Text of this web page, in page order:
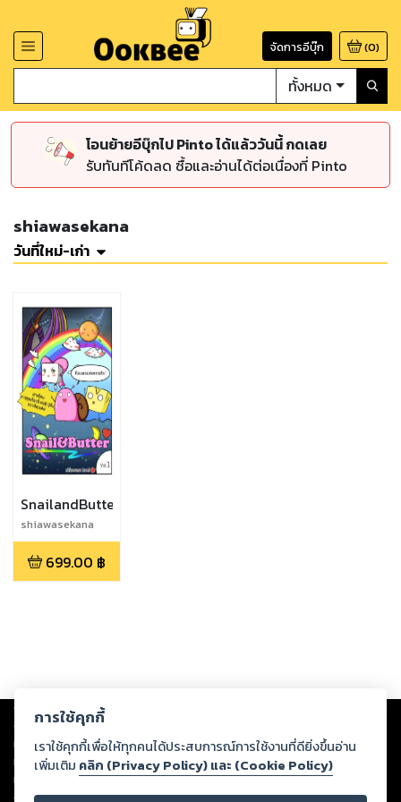
จัดการอีบุ๊ก (0)
ทั้งหมด
โอนย้ายอีบุ๊กไป Pinto ได้แล้ววันนี้ กดเลย
รับทันทีโค้ดลด ซื้อและอ่านได้ต่อเนื่องที่ Pinto
shiawasekana
วันที่ใหม่-เก่า
SnailandButter
shiawasekana
699.00 ฿
Copyright © 2026
ต่อผลงานหรือเนื้อหาใดที่อัปโหลดผ่านเว็บไซต์และปรากฏว่าละเมิดสิทธิใน
ทรัพย์สินทางปัญญาของบุคคลอื่นหรือขัดต่อกฎหมายและศีลธรรม ดังนั้น ผู้อ่าน
ทุกท่านโปรดใช้วิจารณญาณในการกลั่นกรองด้วยตนเอง และหากท่านพบว่าส่วน
หนึ่งส่วนใดขัดต่อกฎหมายและศีลธรรม กรุณาแจ้งมายังบริษัท เพื่อทีมงานจะได้
ดำเนินการในทันที ทั้งนี้ ทางสตอรี่ล็อกขอสงวนลิขสิทธิ์ตามพระราชบัญญัติ
การใช้คุกกี้
เราใช้คุกกี้เพื่อให้ทุกคนได้ประสบการณ์การใช้งานที่ดียิ่งขึ้นอ่าน
เพิ่มเติม คลิก (Privacy Policy) และ (Cookie Policy)